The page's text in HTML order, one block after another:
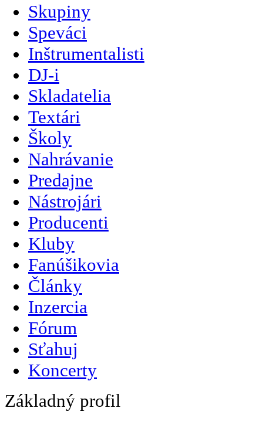
Skupiny
Speváci
Inštrumentalisti
DJ-i
Skladatelia
Textári
Školy
Nahrávanie
Predajne
Nástrojári
Producenti
Kluby
Fanúšikovia
Články
Inzercia
Fórum
Sťahuj
Koncerty
Základný profil